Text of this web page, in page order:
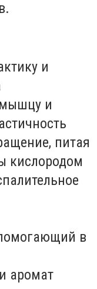
и
мышцу и
питая
кислородом
в
аромат